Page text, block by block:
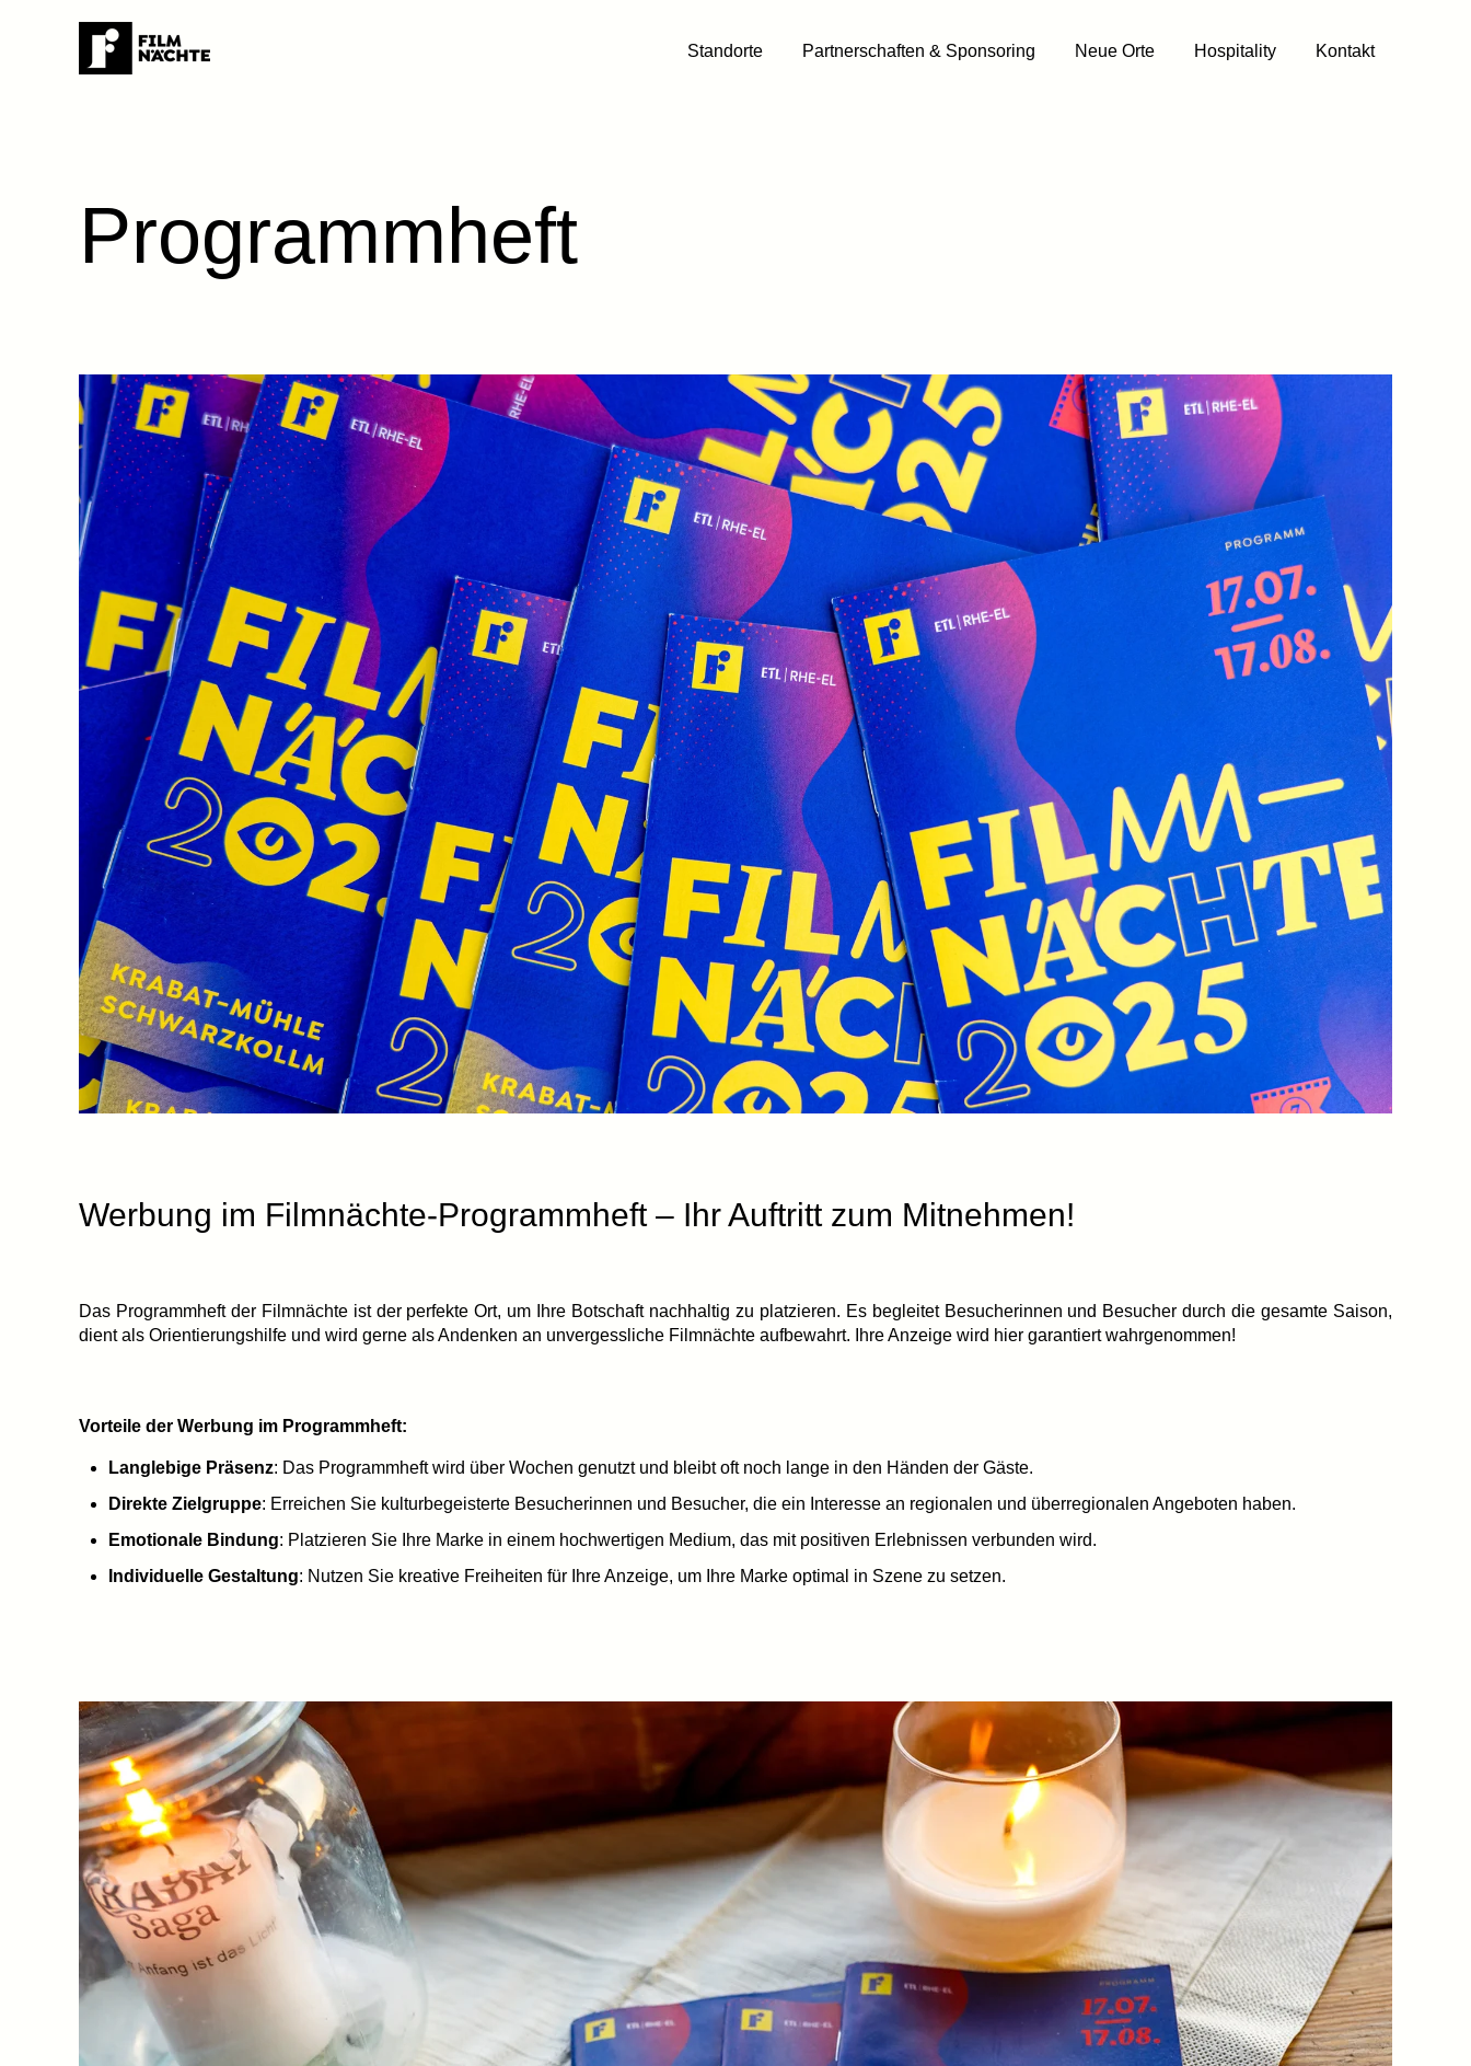
Standorte Partnerschaften & Sponsoring Neue Orte Hospitality Kontakt
Programmheft
Werbung im Filmnächte-Programmheft – Ihr Auftritt zum Mitnehmen!
Das Programmheft der Filmnächte ist der perfekte Ort, um Ihre Botschaft nachhaltig zu platzieren. Es begleitet Besucherinnen und Besucher durch die gesamte Saison,
dient als Orientierungshilfe und wird gerne als Andenken an unvergessliche Filmnächte aufbewahrt. Ihre Anzeige wird hier garantiert wahrgenommen!
Vorteile der Werbung im Programmheft:
Langlebige Präsenz: Das Programmheft wird über Wochen genutzt und bleibt oft noch lange in den Händen der Gäste.
Direkte Zielgruppe: Erreichen Sie kulturbegeisterte Besucherinnen und Besucher, die ein Interesse an regionalen und überregionalen Angeboten haben.
Emotionale Bindung: Platzieren Sie Ihre Marke in einem hochwertigen Medium, das mit positiven Erlebnissen verbunden wird.
Individuelle Gestaltung: Nutzen Sie kreative Freiheiten für Ihre Anzeige, um Ihre Marke optimal in Szene zu setzen.